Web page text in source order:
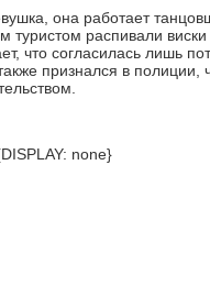
она работает
туристом распивали
что согласилась лишь
признался в полиции,
none}